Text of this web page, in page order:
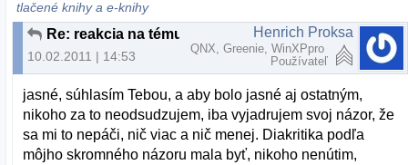
tlačené knihy a e-knihy
Re: reakcia na tému "Nove slovenske linuxove distro"
10.02.2011 | 14:53
Henrich Proksa
QNX, Greenie, WinXPpro
Používateľ
jasné, súhlasím Tebou, a aby bolo jasné aj ostatným,
nikoho za to neodsudzujem, iba vyjadrujem svoj názor, že
sa mi to nepáči, nič viac a nič menej. Diakritika podľa
môjho skromného názoru mala byť, nikoho nenútim,